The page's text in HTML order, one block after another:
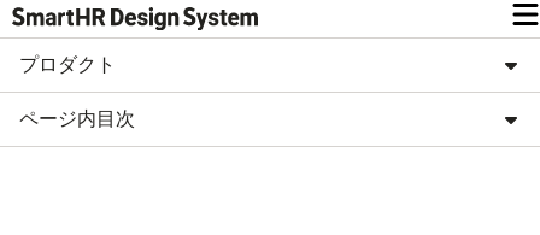
プロダクト
ページ内目次